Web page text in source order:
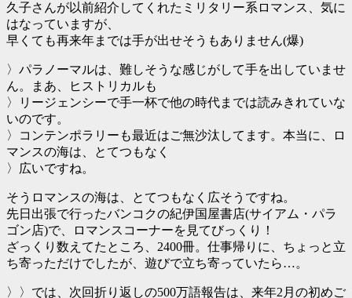
久子さんが以前紹介してくれたミリタリー系ロマンス、気に
はなっていますが、
早くても再来年までは手が出せそうもありません(爆)
〉パラノーマルは、難しそうな感じがして手を出していませ
ん。まあ、ヒストリカルも
〉リージェンシーで手一杯で他の時代までは読みきれていな
いのです。
〉コンテンポラリーも最近はご無沙汰してます。本当に、ロ
マンスの海は、とてつもなく
〉広いですね。
そうロマンスの海は、とてつもなく広そうですね。
先日出張で行ったバンコクの紀伊国屋書店(サイアム・パラ
ゴン店)で、ロマンスコーナーを見てびっくり！
ざっくり数えてたところ、2400冊。仕事帰りに、ちょっと立
ち寄っただけでしたが、遊びで立ち寄っていたら…。
〉〉では、次回折り返しの500万語報告は、来年2月の初めご